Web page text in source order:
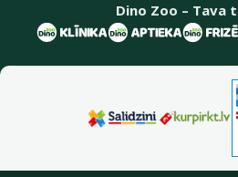
Dino Zoo – Tava